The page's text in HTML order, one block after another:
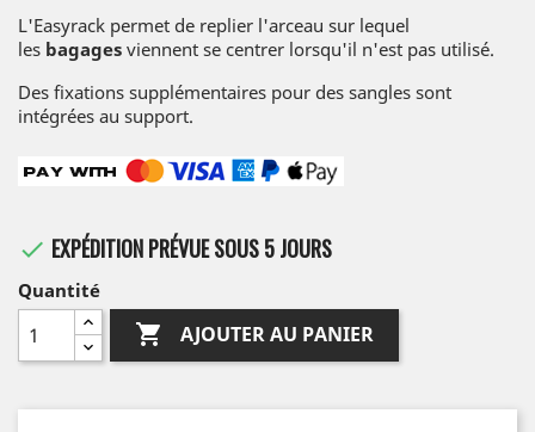
L'Easyrack permet de replier l'arceau sur lequel
les bagages viennent se centrer lorsqu'il n'est pas utilisé.
Des fixations supplémentaires pour des sangles sont
intégrées au support.
 EXPÉDITION PRÉVUE SOUS 5 JOURS
Quantité
 AJOUTER AU PANIER